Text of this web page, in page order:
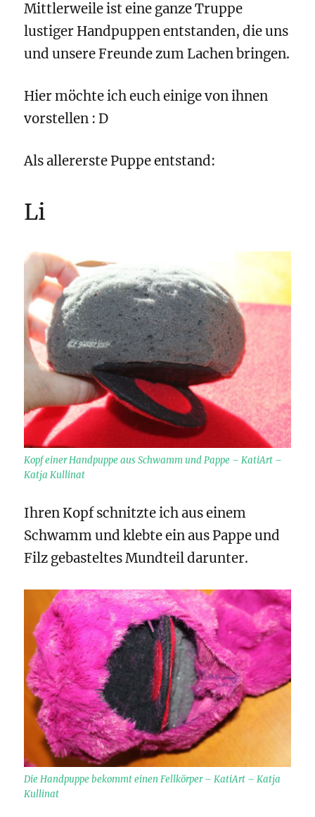
Mittlerweile ist eine ganze Truppe
lustiger Handpuppen entstanden, die uns
und unsere Freunde zum Lachen bringen.
Hier möchte ich euch einige von ihnen
vorstellen : D
Als allererste Puppe entstand:
Li
Kopf einer Handpuppe aus Schwamm und Pappe – KatiArt –
Katja Kullinat
Ihren Kopf schnitzte ich aus einem
Schwamm und klebte ein aus Pappe und
Filz gebasteltes Mundteil darunter.
Die Handpuppe bekommt einen Fellkörper – KatiArt – Katja
Kullinat